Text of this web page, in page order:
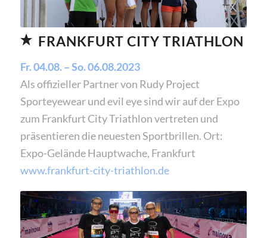
FRANKFURT CITY TRIATHLON
Fr. 04.08. – So. 06.08.2023
Als offizieller Partner von Rudy Project
Sporteyewear und evil eye sind wir auf der Expo
zum Frankfurt City Triathlon vertreten und
präsentieren die neuesten Sportbrillen. Ort:
Expo-Gelände Hauptwache, Frankfurt
www.frankfurt-city-triathlon.de